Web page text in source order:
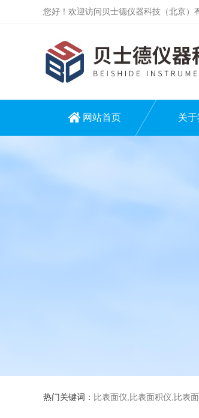
您好！欢迎访问贝士德仪器科技（北京）
网站首页 关
热门关键词： 比表面仪,比表面积仪,比表面测试